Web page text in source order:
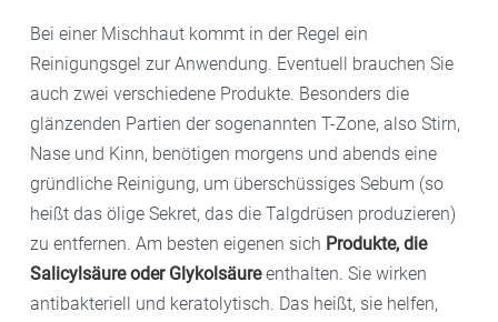
Bei einer Mischhaut kommt in der Regel ein
Reinigungsgel zur Anwendung. Eventuell brauchen Sie
auch zwei verschiedene Produkte. Besonders die
glänzenden Partien der sogenannten T-Zone, also Stirn,
Nase und Kinn, benötigen morgens und abends eine
gründliche Reinigung, um überschüssiges Sebum (so
heißt das ölige Sekret, das die Talgdrüsen produzieren)
zu entfernen. Am besten eigenen sich Produkte, die
Salicylsäure oder Glykolsäureenthalten. Sie wirken
antibakteriell und keratolytisch. Das heißt, sie helfen,